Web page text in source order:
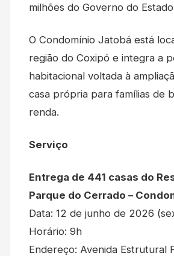
milhões do Governo do
O Condomínio Jatobá está
região do Coxipó e integra a
habitacional voltada à
casa própria para famílias de
renda.
Serviço
Entrega de 441 casas do
Parque do Cerrado –
Data: 12 de junho de 2026
Horário: 9h
Endereço: Avenida Estrutural